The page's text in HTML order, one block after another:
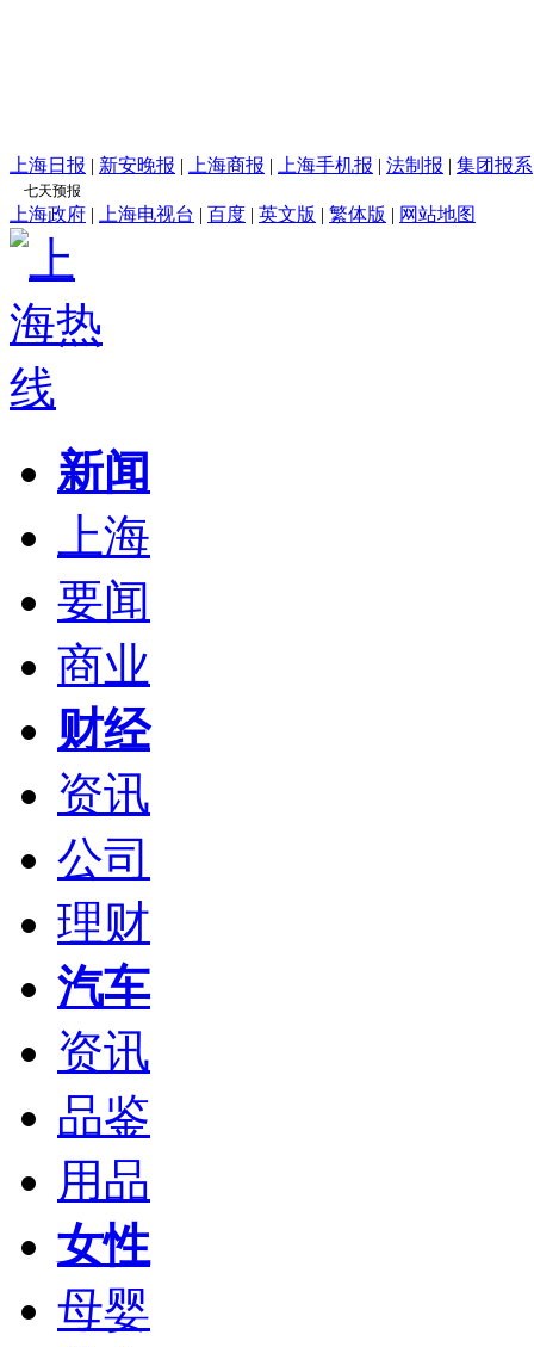
上海日报 | 新安晚报 | 上海商报 | 上海手机报 | 法制报 | 集团报系
上海政府 | 上海电视台 | 百度 | 英文版 | 繁体版 | 网站地图
新闻
上海
要闻
商业
财经
资讯
公司
理财
汽车
资讯
品鉴
用品
女性
母婴